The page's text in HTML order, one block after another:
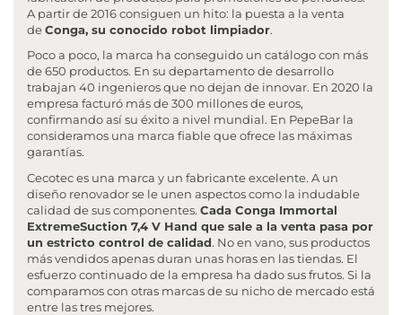
A partir de 2016 consiguen un hito: la puesta a la venta
deConga, su conocido robot limpiador.
Poco a poco, la marca ha conseguido un catálogo con más
de 650 productos. En su departamento de desarrollo
trabajan 40 ingenieros que no dejan de innovar. En 2020 la
empresa facturó más de 300 millones de euros,
confirmando así su éxito a nivel mundial. En PepeBar la
consideramos una marca fiable que ofrece las máximas
garantías.
Cecotec es una marca y un fabricante excelente. A un
diseño renovador se le unen aspectos como la indudable
calidad de sus componentes. Cada Conga Immortal
ExtremeSuction 7,4 V Hand que sale a la venta pasa por
un estricto control de calidad. No en vano, sus productos
más vendidos apenas duran unas horas en las tiendas. El
esfuerzo continuado de la empresa ha dado sus frutos. Si la
comparamos con otras marcas de su nicho de mercado está
entre las tres mejores.